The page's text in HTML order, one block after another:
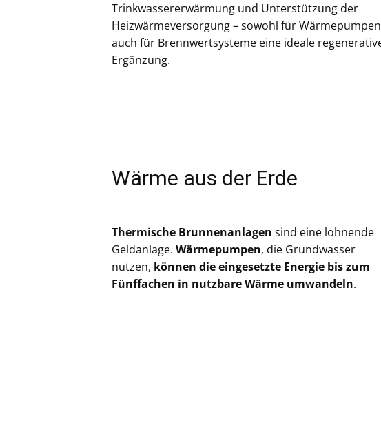
Trinkwassererwärmung und Unterstützung der
Heizwärmeversorgung – sowohl für
auch für Brennwertsysteme eine ideale
Ergänzung.
Wärme aus der Erde
Thermische Brunnenanlagen sind eine lohnende
Geldanlage. Wärmepumpen, die Grundwasser
nutzen, können die eingesetzte Energie bis zum
Fünffachen in nutzbare Wärme umwandeln.